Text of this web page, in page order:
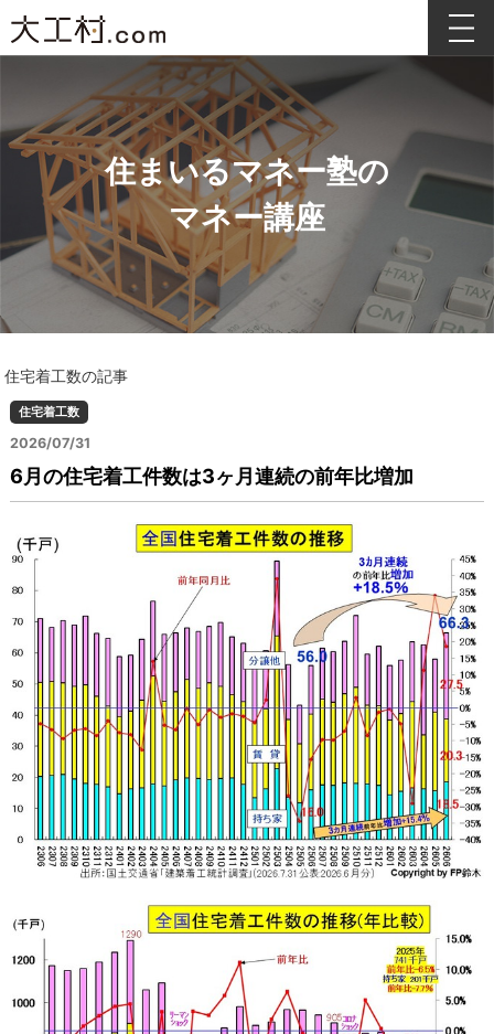
住まいるマネー塾の
マネー講座
住宅着工数の記事
住宅着工数
2026/07/31
6月の住宅着工件数は3ヶ月連続の前年比増加